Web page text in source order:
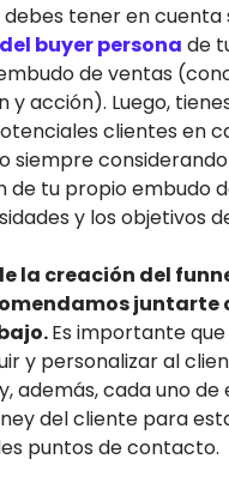
debes tener en cuenta
buyer persona de
de ventas
y acción). Luego,
clientes en
siempre
de tu propio embudo
y los objetivos
la creación del
juntarte
Es importante
y personalizar al
además, cada uno de
del cliente para
puntos de contacto.